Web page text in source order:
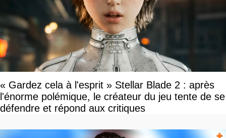
« Gardez cela à l'esprit » Stellar Blade 2 : après
l'énorme polémique, le créateur du jeu tente de se
défendre et répond aux critiques